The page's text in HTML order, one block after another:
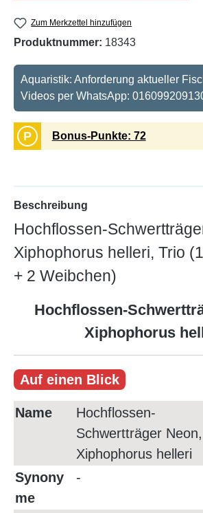
Zum Merkzettel hinzufügen
Produktnummer: 18343
Aquaristik: Anforderung aktueller
Videos per WhatsApp:
P Bonus-Punkte: 72
Beschreibung
Hochflossen-
Xiphophorus helleri, Trio
+ 2 Weibchen)
Hochflossen-
Xiphophorus
Auf einen Blick
Name
Hochflossen-
Schwertträger Neon,
Xiphophorus helleri
Synony
me
-